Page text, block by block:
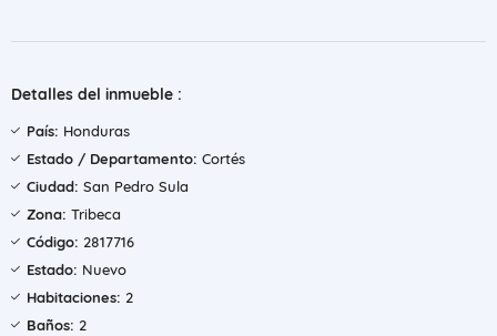
Detalles del inmueble :
País: Honduras
Estado / Departamento: Cortés
Ciudad: San Pedro Sula
Zona: Tribeca
Código: 2817716
Estado: Nuevo
Habitaciones: 2
Baños: 2